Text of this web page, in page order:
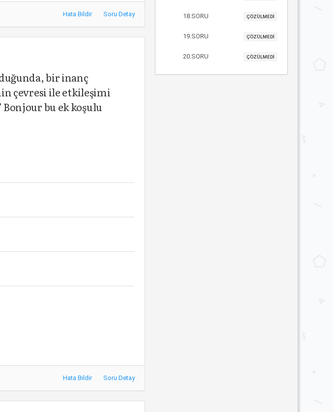
Hata Bildir Soru Detay
bir inanç
çevresi ile etkileşimi
Bonjour bu ek koşulu
Hata Bildir Soru Detay
18.SORU ÇÖZÜLMEDİ
19.SORU ÇÖZÜLMEDİ
20.SORU ÇÖZÜLMEDİ